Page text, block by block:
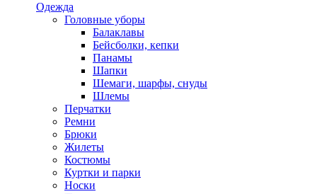
Одежда
Головные уборы
Балаклавы
Бейсболки, кепки
Панамы
Шапки
Шемаги, шарфы, снуды
Шлемы
Перчатки
Ремни
Брюки
Жилеты
Костюмы
Куртки и парки
Носки